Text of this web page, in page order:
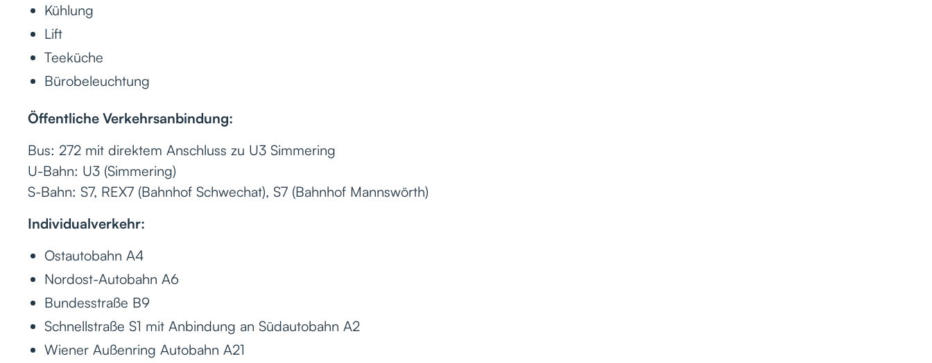
Kühlung
Lift
Teeküche
Bürobeleuchtung
Öffentliche Verkehrsanbindung:
Bus: 272 mit direktem Anschluss zu U3 Simmering
U-Bahn: U3 (Simmering)
S-Bahn: S7, REX7 (Bahnhof Schwechat), S7 (Bahnhof Mannswörth)
Individualverkehr:
Ostautobahn A4
Nordost-Autobahn A6
Bundesstraße B9
Schnellstraße S1 mit Anbindung an Südautobahn A2
Wiener Außenring Autobahn A21